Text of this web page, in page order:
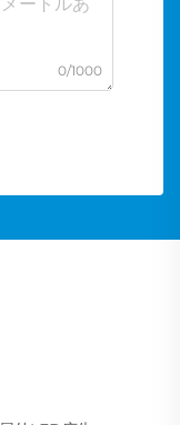
0/1000